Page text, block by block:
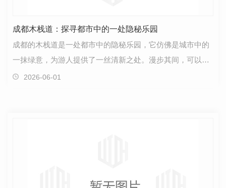
成都木栈道：探寻都市中的一处隐秘乐园
成都的木栈道是一处都市中的隐秘乐园，它仿佛是城市中的
一抹绿意，为游人提供了一丝清新之处。漫步其间，可以感
受到与喧嚣都市截然不同的宁静和惬意。这片木栈道位…
2026-06-01